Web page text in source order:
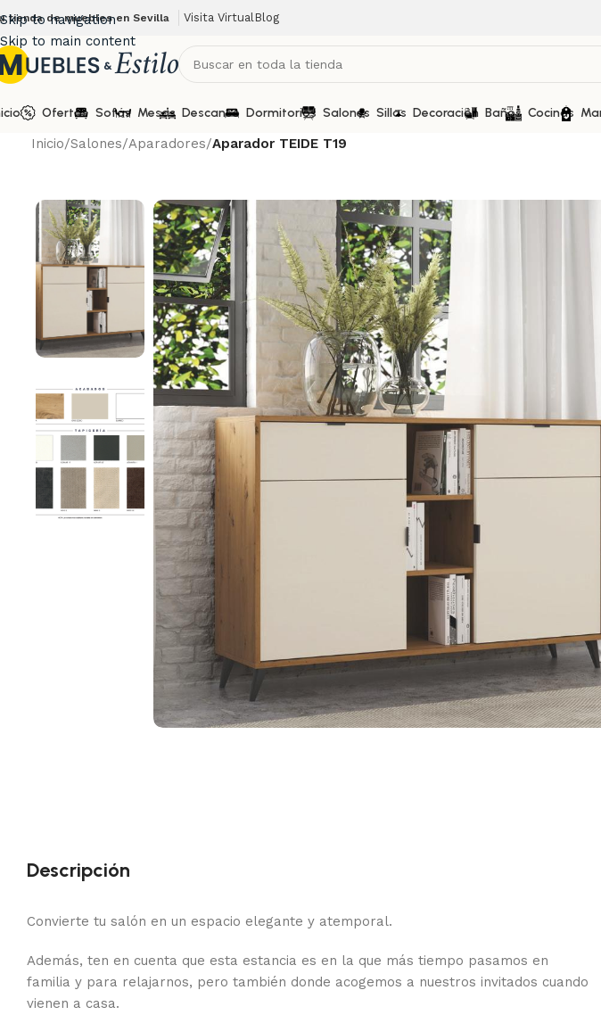
Skip to navigation
Skip to main content
tienda de muebles en Sevilla Visita VirtualBlog
Ofertas Sofás Mesas Descanso Dormitorios Salones Sillas Decoración Baños Cocinas
Inicio/Salones/Aparadores/Aparador TEIDE T19
Descripción
Convierte tu salón en un espacio elegante y atemporal.
Además, ten en cuenta que esta estancia es en la que más tiempo pasamos en
familia y para relajarnos, pero también donde acogemos a nuestros invitados cuando
vienen a casa.